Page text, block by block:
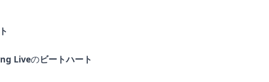
Liveのビートハート